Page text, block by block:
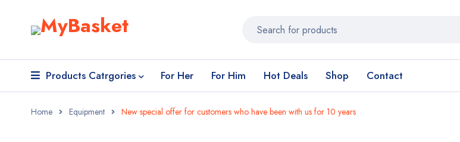
Products Catrgories For Her For Him Hot Deals Shop Contact
Home Equipment New special offer for customers who have been with us for 10 years